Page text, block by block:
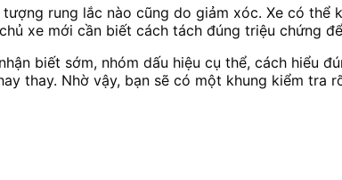
rung lắc nào cũng do giảm xóc. Xe có
xe mới cần biết cách tách đúng triệu chứng
biết sớm, nhóm dấu hiệu cụ thể, cách hiểu
thay. Nhờ vậy, bạn sẽ có một khung kiểm tra